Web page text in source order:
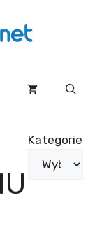
Kategorie